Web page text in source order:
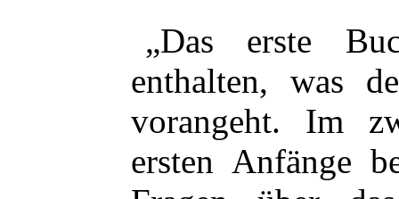
„Das erste
enthalten, was
vorangeht. Im
ersten Anfänge